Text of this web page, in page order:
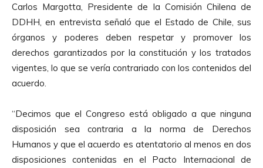
r
d
e
A
u
d
o
Carlos Margotta, Presidente de la Comisión Chilena de
DDHH, en entrevista señaló que el Estado de Chile, sus
órganos y poderes deben respetar y promover los
derechos garantizados por la constitución y los tratados
vigentes, lo que se vería contrariado con los contenidos del
acuerdo.
“Decimos que el Congreso está obligado a que ninguna
disposición sea contraria a la norma de Derechos
Humanos y que el acuerdo es atentatorio al menos en dos
disposiciones contenidas en el Pacto Internacional de